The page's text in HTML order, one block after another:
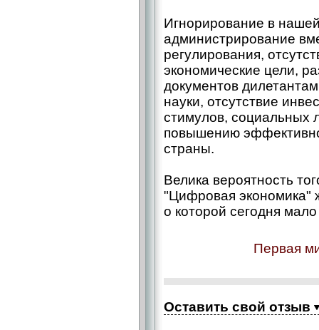
Игнорирование в
администрирование
регулирования,
экономические цели,
документов
науки, отсутствие
стимулов, социальных
повышению
страны.
Велика вероятность
"Цифровая экономика"
о которой сегодня
Первая
Оставить свой отзыв